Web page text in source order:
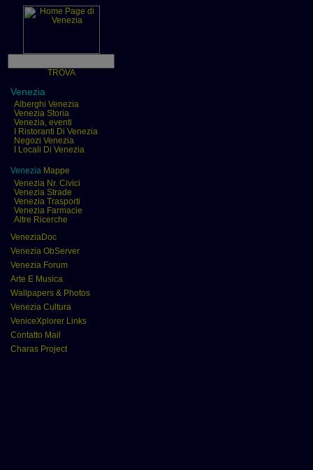
TROVA
Venezia
Alberghi Venezia
Venezia Storia
Venezia, eventi
I Ristoranti Di Venezia
Negozi Venezia
I Locali Di Venezia
Venezia Mappe
Venezia Nr. Civici
Venezia Strade
Venezia Trasporti
Venezia Farmacie
Altre Ricerche
VeneziaDoc
Venezia ObServer
Venezia Forum
Arte E Musica
Wallpapers & Photos
Venezia Cultura
VeniceXplorer Links
Contatto Mail
Charas Project